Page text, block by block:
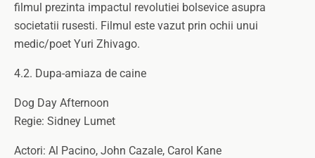
filmul prezinta impactul revolutiei bolsevice asupra
societatii rusesti. Filmul este vazut prin ochii unui
medic/poet Yuri Zhivago.
4.2. Dupa-amiaza de caine
Dog Day Afternoon
Regie: Sidney Lumet
Actori: Al Pacino, John Cazale, Carol Kane